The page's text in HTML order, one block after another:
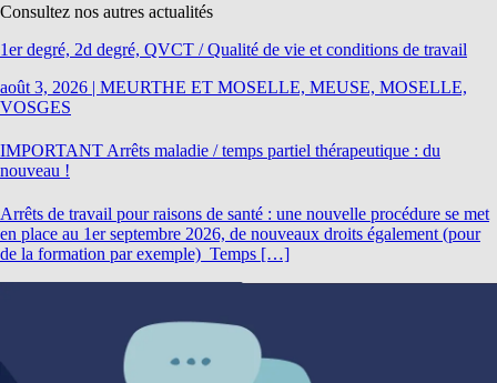
Consultez nos autres actualités
1er degré, 2d degré, QVCT / Qualité de vie et conditions de travail
août 3, 2026 | MEURTHE ET MOSELLE, MEUSE, MOSELLE,
VOSGES
IMPORTANT Arrêts maladie / temps partiel thérapeutique : du
nouveau !
Arrêts de travail pour raisons de santé : une nouvelle procédure se met
en place au 1er septembre 2026, de nouveaux droits également (pour
de la formation par exemple) Temps […]